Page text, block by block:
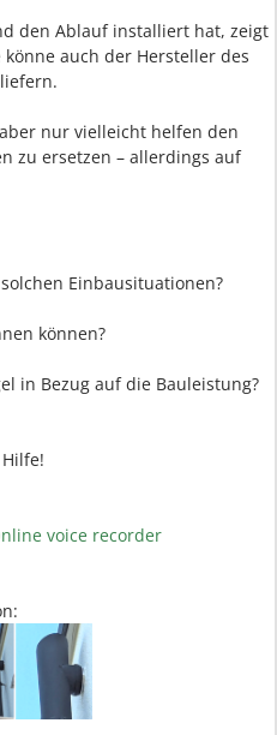
den Ablauf installiert hat, zeigt
auch der Hersteller des
nur vielleicht helfen den
zu ersetzen – allerdings auf
Einbausituationen?
können?
in Bezug auf die Bauleistung?
voice recorder